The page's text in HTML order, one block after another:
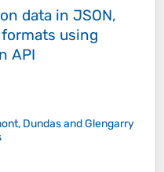
data in JSON,
formats using
API
Dundas and Glengarry